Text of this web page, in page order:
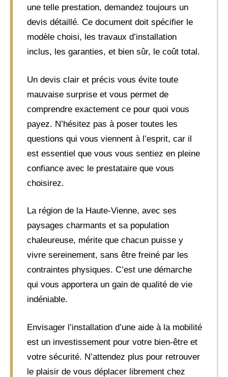
une telle prestation, demandez toujours un
devis détaillé. Ce document doit spécifier le
modèle choisi, les travaux d’installation
inclus, les garanties, et bien sûr, le coût total.
Un devis clair et précis vous évite toute
mauvaise surprise et vous permet de
comprendre exactement ce pour quoi vous
payez. N’hésitez pas à poser toutes les
questions qui vous viennent à l’esprit, car il
est essentiel que vous vous sentiez en pleine
confiance avec le prestataire que vous
choisirez.
La région de la Haute-Vienne, avec ses
paysages charmants et sa population
chaleureuse, mérite que chacun puisse y
vivre sereinement, sans être freiné par les
contraintes physiques. C’est une démarche
qui vous apportera un gain de qualité de vie
indéniable.
Envisager l’installation d’une aide à la mobilité
est un investissement pour votre bien-être et
votre sécurité. N’attendez plus pour retrouver
le plaisir de vous déplacer librement chez